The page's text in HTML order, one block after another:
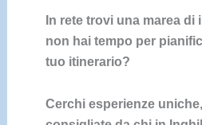
In rete trovi una marea di
non hai tempo per
tuo itinerario?
Cerchi esperienze